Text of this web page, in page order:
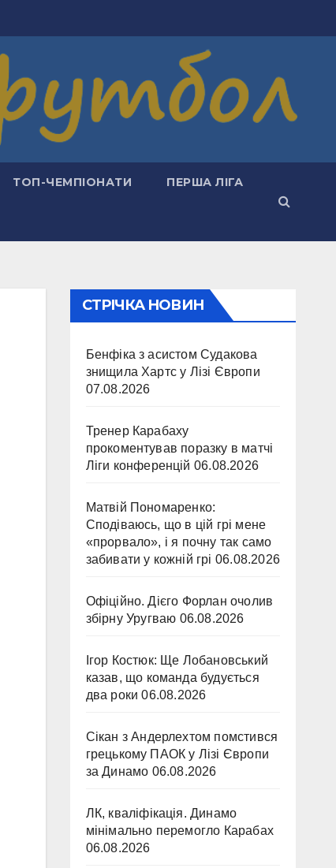
ТОП-ЧЕМПІОНАТИ ПЕРША ЛІГА
СТРІЧКА НОВИН
Бенфіка з асистом Судакова
знищила Хартс у Лізі Європи
07.08.2026
Тренер Карабаху
прокоментував поразку в матчі
Ліги конференцій 06.08.2026
Матвій Пономаренко:
Сподіваюсь, що в цій грі мене
«прорвало», і я почну так само
забивати у кожній грі 06.08.2026
Офіційно. Дієго Форлан очолив
збірну Уругваю 06.08.2026
Ігор Костюк: Ще Лобановський
казав, що команда будується
два роки 06.08.2026
Сікан з Андерлехтом помстився
грецькому ПАОК у Лізі Європи
за Динамо 06.08.2026
ЛК, кваліфікація. Динамо
мінімально перемогло Карабах
06.08.2026